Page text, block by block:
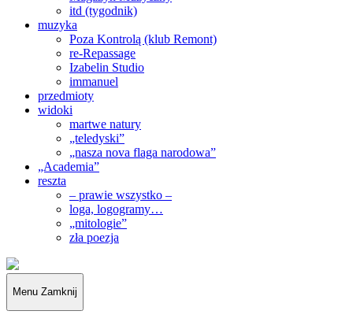
itd (tygodnik)
muzyka
Poza Kontrolą (klub Remont)
re-Repassage
Izabelin Studio
immanuel
przedmioty
widoki
martwe natury
„teledyski”
„nasza nova flaga narodowa”
„Academia”
reszta
– prawie wszystko –
loga, logogramy…
„mitologie”
zła poezja
„Obywatele…”
Menu Zamknij